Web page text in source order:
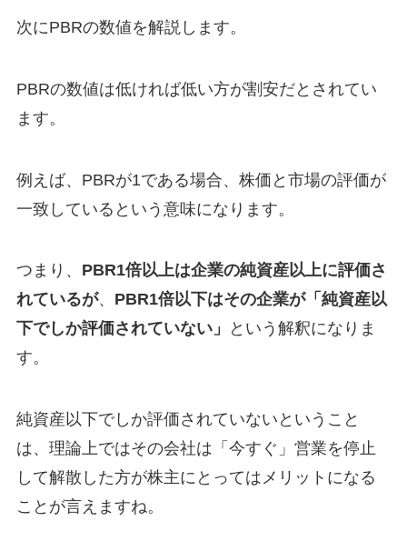
次にPBRの数値を解説します。
PBRの数値は低ければ低い方が割安だとされてい
ます。
例えば、PBRが1である場合、株価と市場の評価が
一致しているという意味になります。
つまり、 PBR1倍以上は企業の純資産以上に評価さ
れているが、 PBR1倍以下はその企業が「純資産以
下でしか評価されていない」
という解釈になりま
す。
純資産以下でしか評価されていないということ
は、理論上ではその会社は「今すぐ」営業を停止
して解散した方が株主にとってはメリットになる
ことが言えますね。